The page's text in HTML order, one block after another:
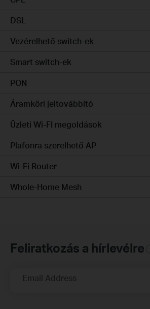
DSL
Vezérelhető switch-ek
Smart switch-ek
PON
Áramköri jeltovábbító
Üzleti Wi-FI megoldások
Plafonra szerelhető AP
Wi-Fi Router
Whole-Home Mesh
Feliratkozás a hírlevélre
Email Address